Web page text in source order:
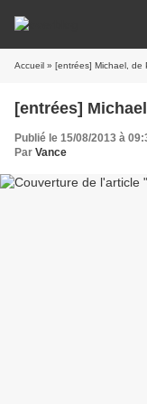
Accueil » [entrées] Michael, de
[entrées]
Publié le 15/08/2013 à
Par Vance